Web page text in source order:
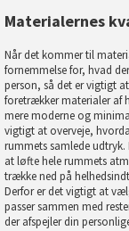
Materialernes
Når det kommer til
fornemmelse for, hvad
person, så det er vigtigt
foretrækker materialer af
mere moderne og
vigtigt at overveje,
rummets samlede
at løfte hele rummets
trække ned på
Derfor er det vigtigt at
passer sammen med
der afspejler din